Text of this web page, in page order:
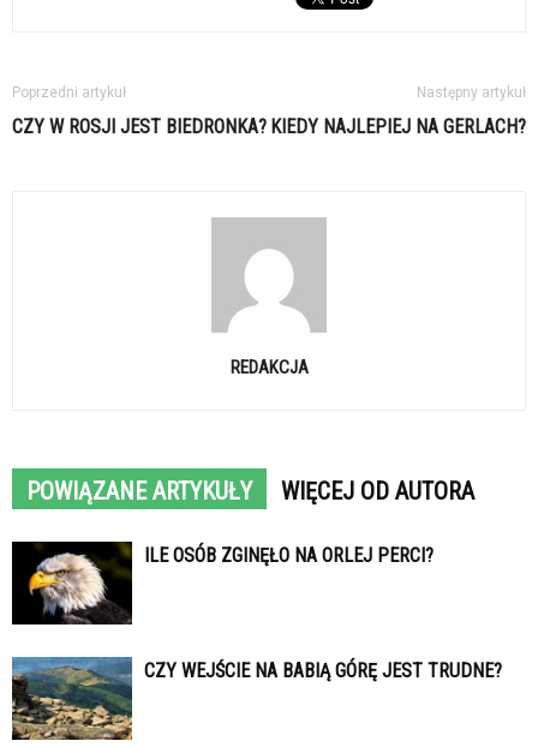
Poprzedni artykuł
CZY W ROSJI JEST BIEDRONKA?
Następny artykuł
KIEDY NAJLEPIEJ NA GERLACH?
REDAKCJA
POWIĄZANE ARTYKUŁY WIĘCEJ OD AUTORA
ILE OSÓB ZGINĘŁO NA ORLEJ PERCI?
CZY WEJŚCIE NA BABIĄ GÓRĘ JEST TRUDNE?